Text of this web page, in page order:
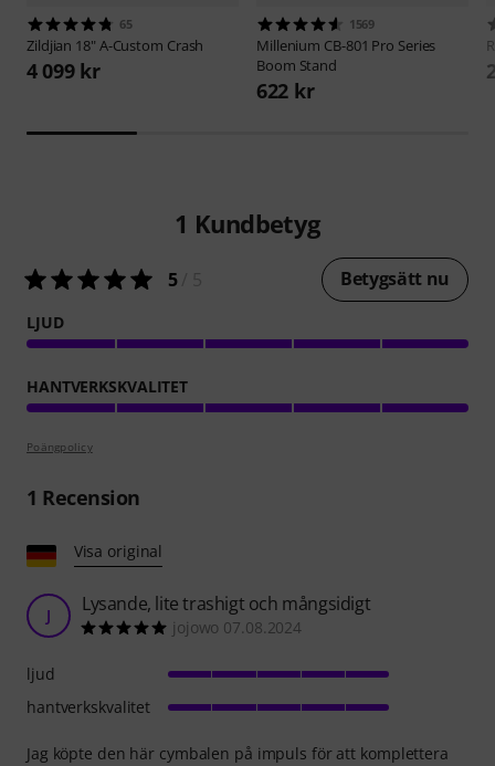
65
Zildjian 18" A-Custom Crash
4 099 kr
1569
Millenium CB-801 Pro Series
Boom Stand
622 kr
1 Kundbetyg
5/ 5 Betygsätt nu
LJUD
HANTVERKSKVALITET
Poängpolicy
1 Recension
Visa original
J Lysande, lite trashigt och mångsidigt
jojowo 07.08.2024
Jag köpte den här cymbalen på impuls för att komplettera
ljud
hantverkskvalitet